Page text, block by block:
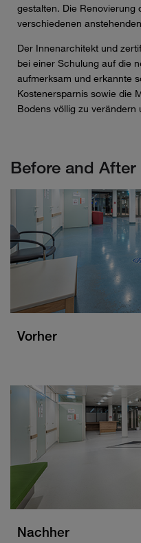
gestalten. Die Renovierung
verschiedenen
Der Innenarchitekt und
bei einer Schulung auf die
aufmerksam und erkannte
Kostenersparnis sowie die
Bodens völlig zu verändern
Before and After
Vorher
Nachher